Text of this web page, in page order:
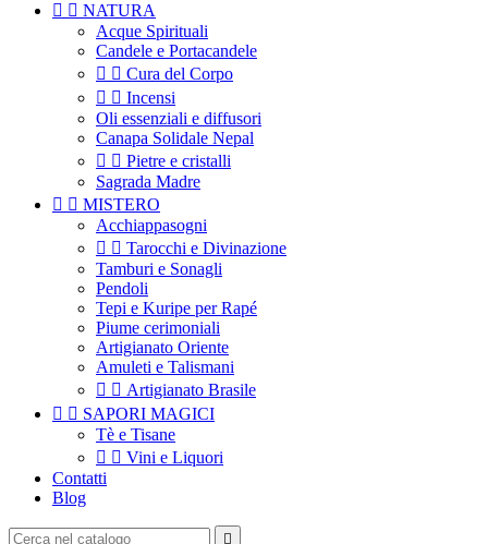
  NATURA
Acque Spirituali
Candele e Portacandele
  Cura del Corpo
  Incensi
Oli essenziali e diffusori
Canapa Solidale Nepal
  Pietre e cristalli
Sagrada Madre
  MISTERO
Acchiappasogni
  Tarocchi e Divinazione
Tamburi e Sonagli
Pendoli
Tepi e Kuripe per Rapé
Piume cerimoniali
Artigianato Oriente
Amuleti e Talismani
  Artigianato Brasile
  SAPORI MAGICI
Tè e Tisane
  Vini e Liquori
Contatti
Blog
